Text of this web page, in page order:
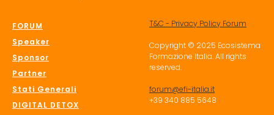
FORUM
Speaker
Sponsor
Partner
Stati Generali
DIGITAL DETOX
T&C - Privacy Policy Forum
Copyright © 2025 Ecosistema
Formazione Italia. All rights
reserved.
forum@efi-italia.it
+39 340 885 5648